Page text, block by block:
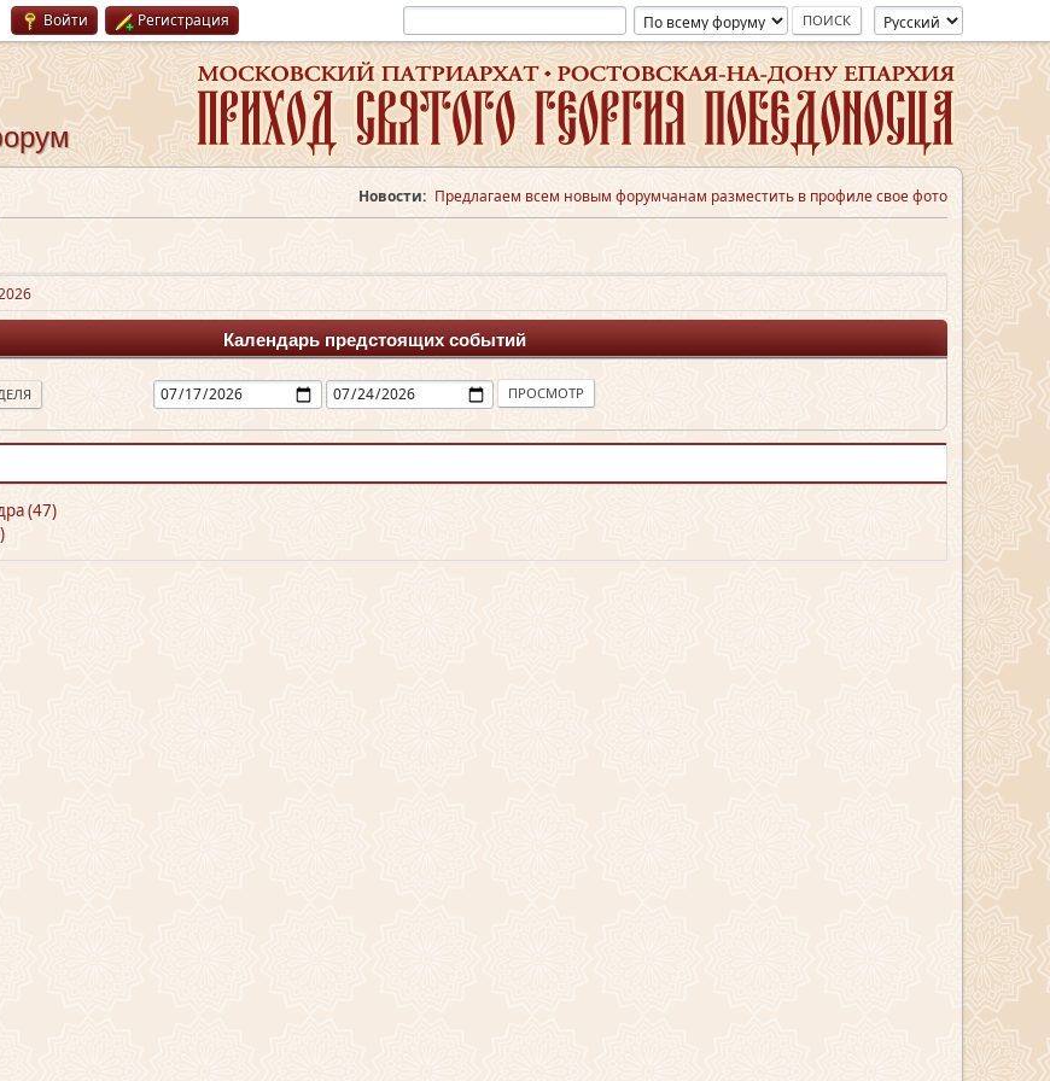
Войти Регистрация
Новости: Предлагаем всем новым форумчанам разместить в профиле свое фото
Календарь предстоящих событий
(47)